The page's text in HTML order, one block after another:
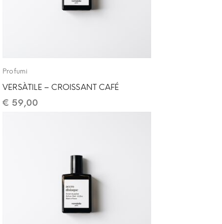
Profumi
VERSÀTILE – CROISSANT CAFÉ
€ 59,00